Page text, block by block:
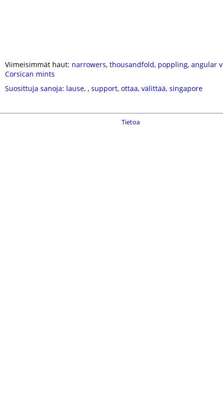
Viimeisimmät haut: narrowers, thousandfold, poppling, angular
Corsican mints
Suosittuja sanoja: lause, , support, ottaa, välittää, singapore
Tietoa